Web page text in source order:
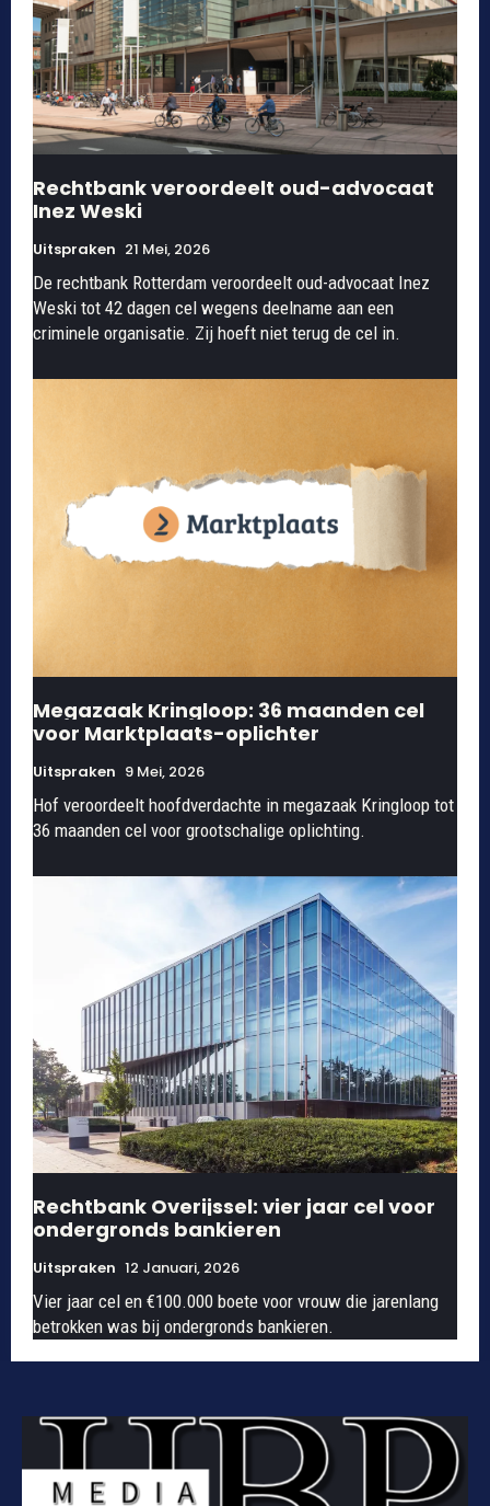
Rechtbank veroordeelt oud-advocaat
Inez Weski
Uitspraken 21 Mei, 2026
De rechtbank Rotterdam veroordeelt oud-advocaat Inez
Weski tot 42 dagen cel wegens deelname aan een
criminele organisatie. Zij hoeft niet terug de cel in.
Megazaak Kringloop: 36 maanden cel
voor Marktplaats-oplichter
Uitspraken 9 Mei, 2026
Hof veroordeelt hoofdverdachte in megazaak Kringloop tot
36 maanden cel voor grootschalige oplichting.
Rechtbank Overijssel: vier jaar cel voor
ondergronds bankieren
Uitspraken 12 Januari, 2026
Vier jaar cel en €100.000 boete voor vrouw die jarenlang
betrokken was bij ondergronds bankieren.